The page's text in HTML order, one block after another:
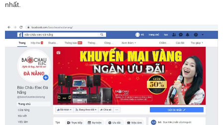
nhất.